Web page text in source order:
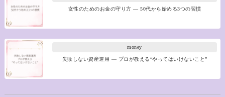
女性のためのお金の守り方 ― 50代から始める3つの習慣
money
失敗しない資産運用 ― プロが教える“やってはいけないこと”